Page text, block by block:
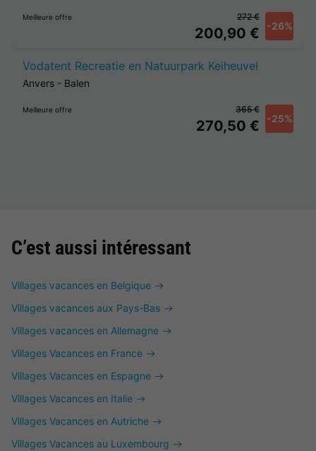
Meilleure offre
200,90 € -26%
272 €
Vodatent Recreatie en Natuurpark Keiheuvel
Anvers - Balen
Meilleure offre
270,50 € -25%
365 €
C’est aussi intéressant
Villages vacances en Belgique
Villages vacances aux Pays-Bas
Villages vacances en Allemagne
Villages Vacances en France
Villages Vacances en Espagne
Villages Vacances en Italie
Villages Vacances en Autriche
Villages Vacances au Luxembourg